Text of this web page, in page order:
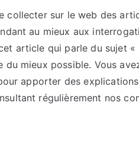
sur le web des
au mieux aux
article qui parle du sujet
mieux possible. Vous
apporter des
régulièrement nos